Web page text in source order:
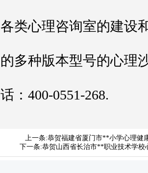
各类心理咨询室的建设
的多种版本型号的心理
话：400-0551-268.
上一条:恭贺福建省厦门市**小学心理健
下一条:恭贺山西省长治市**职业技术学校